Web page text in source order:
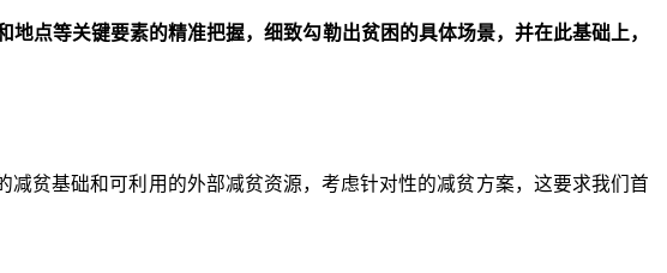
地点等关键要素的精准把握，细致勾勒出贫困的具体场景，并在此基础上，
贫基础和可利用的外部减贫资源，考虑针对性的减贫方案，这要求我们首